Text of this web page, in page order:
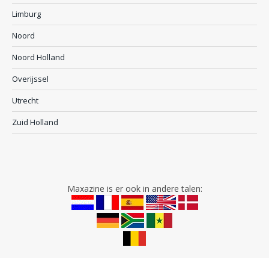
Limburg
Noord
Noord Holland
Overijssel
Utrecht
Zuid Holland
Maxazine is er ook in andere talen: